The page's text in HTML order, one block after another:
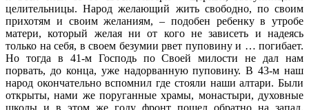
целительницы. Народ желающий жить свободно, по своим
прихотям и своим желаниям, – подобен ребенку в утробе
матери, который желая ни от кого не зависеть и надеясь
только на себя, в своем безумии рвет пуповину и … погибает.
Но тогда в 41-м Господь по Своей милости не дал нам
порвать, до конца, уже надорванную пуповину. В 43-м наш
народ окончательновспомнил где стояли наши алтари. Были
открыты, нами же поруганные храмы, монастыри, духовные
школы и в этом же году фронт пошел обратно на запад.